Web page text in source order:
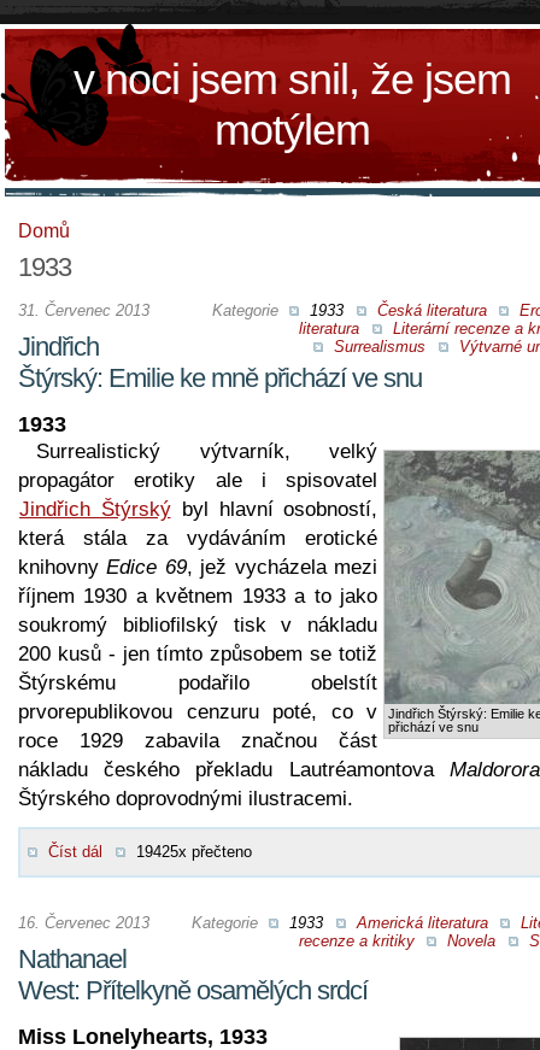
v noci jsem snil, že jsem
motýlem
Domů
1933
Kategorie 1933 Česká literatura
literatura
Literární recenze a
Surrealismus
Výtvarné
31. Červenec 2013
Jindřich
Štýrský: Emilie ke mně přichází ve snu
1933
Jindřich Štýrský: Emilie
přichází ve snu
Surrealistický výtvarník, velký
propagátor erotiky ale i spisovatel
Jindřich Štýrský byl hlavní osobností,
která stála za vydáváním erotické
knihovnyEdice 69, jež vycházela mezi
říjnem 1930 a květnem 1933 a to jako
soukromý bibliofilský tisk v nákladu
200 kusů - jen tímto způsobem se totiž
Štýrskému podařilo obelstít
prvorepublikovou cenzuru poté, co v
roce 1929 zabavila značnou část
nákladu českého překladu Lautréamontova Maldorora
Štýrského doprovodnými ilustracemi.
Číst dál 19425x přečteno
Kategorie 1933 Americká literatura
recenze a kritiky
Novela
16. Červenec 2013
Nathanael
West: Přítelkyně osamělých srdcí
Miss Lonelyhearts, 1933